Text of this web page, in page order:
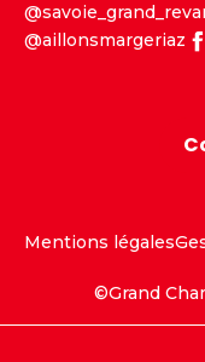
@aillonsmargeriaz
Mentions légales
©Grand